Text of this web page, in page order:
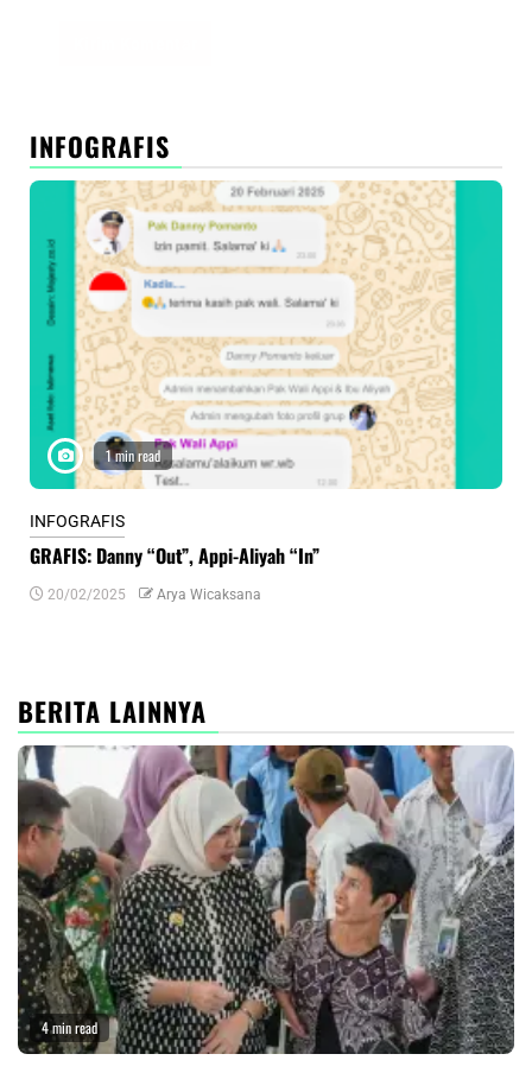
INFOGRAFIS
1 min read
INFOGRAFIS
GRAFIS: Danny “Out”, Appi-Aliyah “In”
20/02/2025 Arya Wicaksana
BERITA LAINNYA
4 min read